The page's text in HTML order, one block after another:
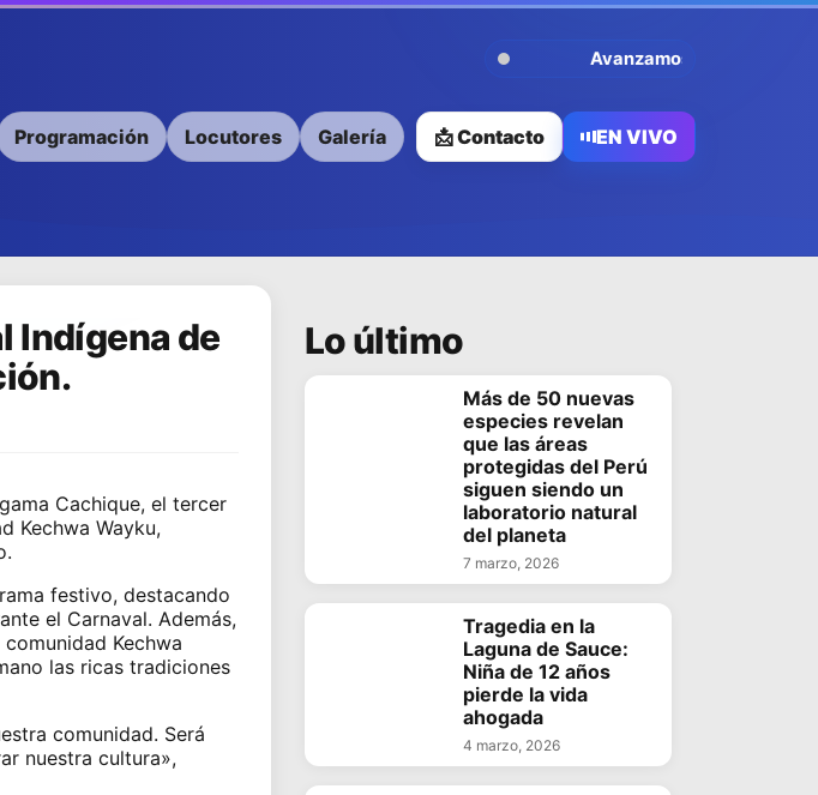
Avanzamos Contigo
Programación Locutores Galería 📩 Contacto EN VIVO
Indígena de
Cachique, el tercer
Kechwa Wayku,
festivo, destacando
el Carnaval. Además,
Kechwa
las ricas tradiciones
comunidad. Será
nuestra cultura»,
Lo último
Más de 50 nuevas
especies revelan
que las áreas
protegidas del Perú
siguen siendo un
laboratorio natural
del planeta
7 marzo, 2026
Tragedia en la
Laguna de Sauce:
Niña de 12 años
pierde la vida
ahogada
4 marzo, 2026